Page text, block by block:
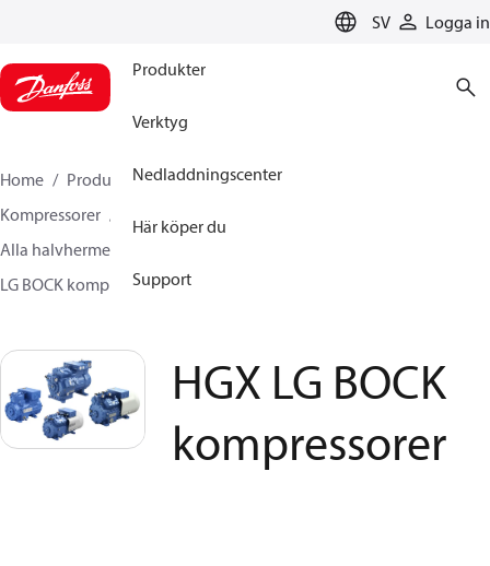
SV Logga in
Produkter
Verktyg
Nedladdningscenter
Här köper du
Support
Home Produkter
Climate Solutions for cooling
Kompressorer
Alla halvhermetiska kolvkompressorer från BOCK
LG BOCK kompressorer
HGX LG BOCK kompressorer
HGX LG BOCK
kompressorer